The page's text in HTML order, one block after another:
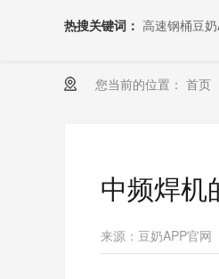
热搜关键词： 高速钢桶豆
您当前的位置： 首页
中频焊机
来源：豆奶APP官网